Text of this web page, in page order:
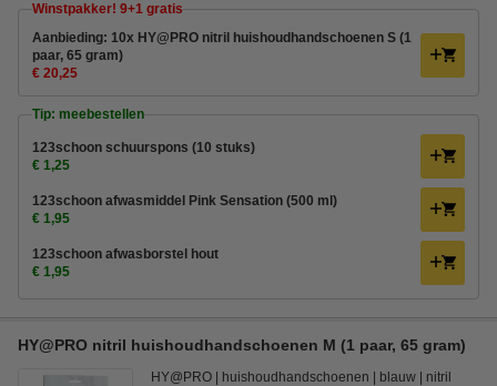
Winstpakker! 9+1 gratis
Aanbieding: 10x HY@PRO nitril huishoudhandschoenen S (1
paar, 65 gram)
€ 20,25
Tip: meebestellen
123schoon schuurspons (10 stuks)
€ 1,25
123schoon afwasmiddel Pink Sensation (500 ml)
€ 1,95
123schoon afwasborstel hout
€ 1,95
HY@PRO nitril huishoudhandschoenen M (1 paar, 65 gram)
HY@PRO huishoudhandschoenen blauw nitril